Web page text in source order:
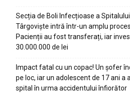
Secția de Boli Infecțioase a
Târgoviște intră într-un amplu
Pacienții au fost transferați, iar
30.000.000 de lei
Impact fatal cu un copac! Un șofer
pe loc, iar un adolescent de 17 ani a
spital în urma accidentului înfiorător